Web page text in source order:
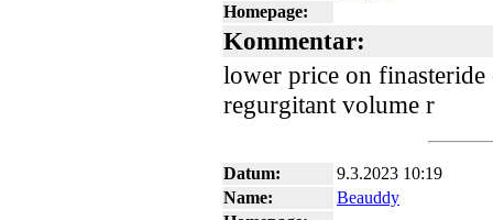
Homepage:
Kommentar:
lower price on finasteride
regurgitant volume r
Datum:
9.3.2023 10:19
Name:
Beauddy